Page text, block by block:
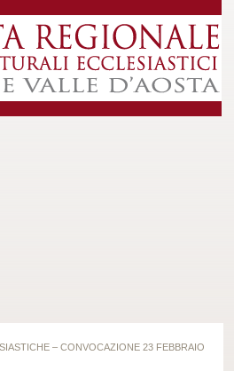
to
content
– CONVOCAZIONE 23 FEBBRAIO